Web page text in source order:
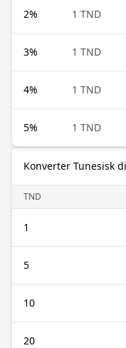
2% 1 TND
3% 1 TND
4% 1 TND
5% 1 TND
Konverter Tunesisk
TND
1
5
10
20